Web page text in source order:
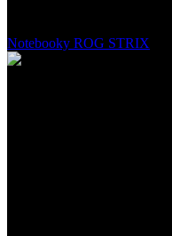
Notebooky ROG STRIX